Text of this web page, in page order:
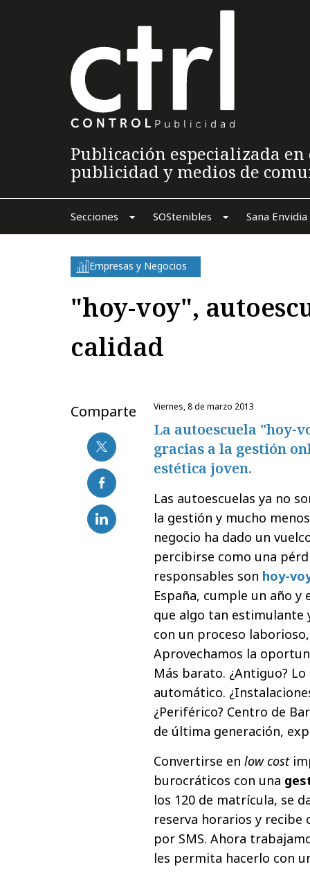
Publicación especializada
publicidad y medios de
Secciones SOStenibles Sana Envidia
Empresas y Negocios
"hoy-voy",
calidad
Comparte viernes, 8 de marzo 2013
La autoescuela "hoy-
gracias a la gestión
estética joven.
Las autoescuelas ya no
la gestión y mucho
negocio ha dado un
percibirse como una
responsables son hoy-
España, cumple un año y
que algo tan estimulante
con un proceso
Aprovechamos la
Más barato. ¿Antiguo?
automático.
¿Periférico? Centro de
de última generación,
Convertirse en low cost
burocráticos con una
los 120 de matrícula, se
reserva horarios y recibe
por SMS. Ahora
les permita hacerlo con